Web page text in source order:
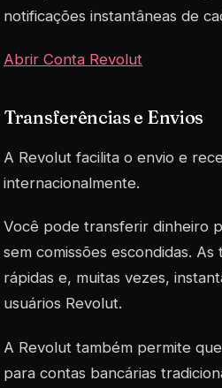
notificações instantâneas de
Abrir Conta Revolut
Transferências e Envios
A Revolut facilita o envio e
internacionalmente.
Você pode transferir dinheiro
sem comissões escondidas.
rápidas e, muitas vezes,
usuários Revolut.
A Revolut também permite
para contas bancárias